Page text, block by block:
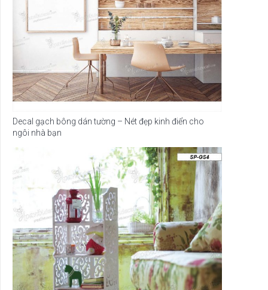
Decal gạch bông dán tường – Nét đẹp kinh điển cho
ngôi nhà bạn